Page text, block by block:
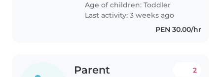
Age of children:Toddler
Last activity: 3 weeks ago
PEN 30.00/hr
Parent 2